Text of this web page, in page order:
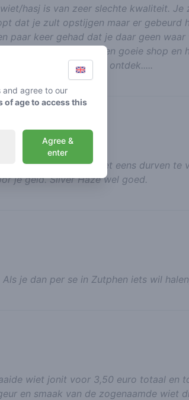
hasj is van zeer slechte kwaliteit.
dat je zult opstijgen maar er gebeurd
paar keer gehad dat je daar geen
( power flower) is wel een goeie shop en
ga er eens heen en ontdek.....
De WW zou ik zelf niet eens durven te
je geld. Silver Haze wel goed.
je dan per se in Zutphen iets wil
wiet jonit voor 3,50 euro totaal en
en smaak van de zogenaamde wiet
and agree to our
of age to access this
Agree &
enter